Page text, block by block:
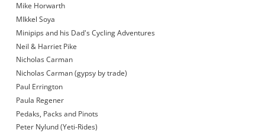
Mike Horwarth
MIkkel Soya
Minipips and his Dad's Cycling Adventures
Neil & Harriet Pike
Nicholas Carman
Nicholas Carman (gypsy by trade)
Paul Errington
Paula Regener
Pedaks, Packs and Pinots
Peter Nylund (Yeti-Rides)